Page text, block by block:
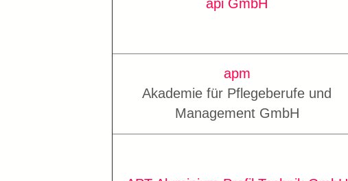
api GmbH
apm
Akademie für Pflegeberufe und
Management GmbH